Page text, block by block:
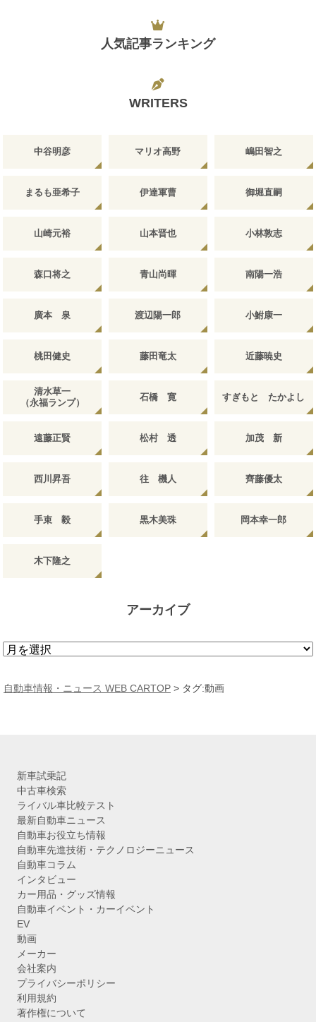
人気記事ランキング
WRITERS
中谷明彦 マリオ高野 嶋田智之
まるも亜希子 伊達軍曹 御堀直嗣
山崎元裕 山本晋也 小林敦志
森口将之 青山尚暉 南陽一浩
廣本 泉 渡辺陽一郎 小鮒康一
桃田健史 藤田竜太 近藤暁史
清水草一
（永福ランプ）
石橋 寛 すぎもと たかよし
遠藤正賢 松村 透 加茂 新
西川昇吾 往 機人 齊藤優太
手束 毅 黒木美珠 岡本幸一郎
木下隆之
アーカイブ
ア
カ
自動車情報・ニュース WEB CARTOP > タグ:動画
新車試乗記
中古車検索
ライバル車比較テスト
最新自動車ニュース
自動車お役立ち情報
自動車先進技術・テクノロジーニュース
自動車コラム
インタビュー
カー用品・グッズ情報
自動車イベント・カーイベント
EV
動画
メーカー
会社案内
プライバシーポリシー
利用規約
著作権について